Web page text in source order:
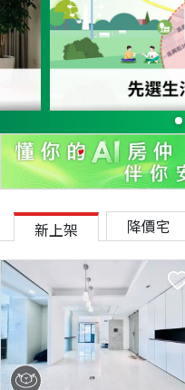
新上架 降價宅